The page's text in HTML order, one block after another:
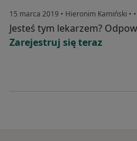
15 marca 2019 • Hieronim Kamiński • •
Jesteś tym lekarzem?
Zarejestruj się teraz